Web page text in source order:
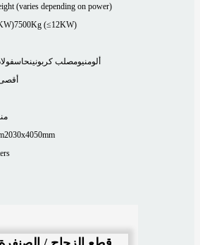
(varies depending on power)
7500Kg (≤12KW)
ألومنيومصلب كربونينحاس
2030x4050mm